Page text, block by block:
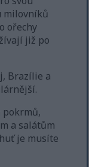
milovníků
ořechy
již po
Brazílie a
pokrmů,
a salátům
je musíte